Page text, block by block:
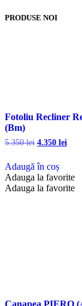
PRODUSE NOI
Fotoliu Recliner
(Bm)
5.350lei Prețul
a
fost:
5.350 lei.
4.350 lei
Adaugă în coș
Adauga la favorite
Adauga la favorite
Canapea PIERO